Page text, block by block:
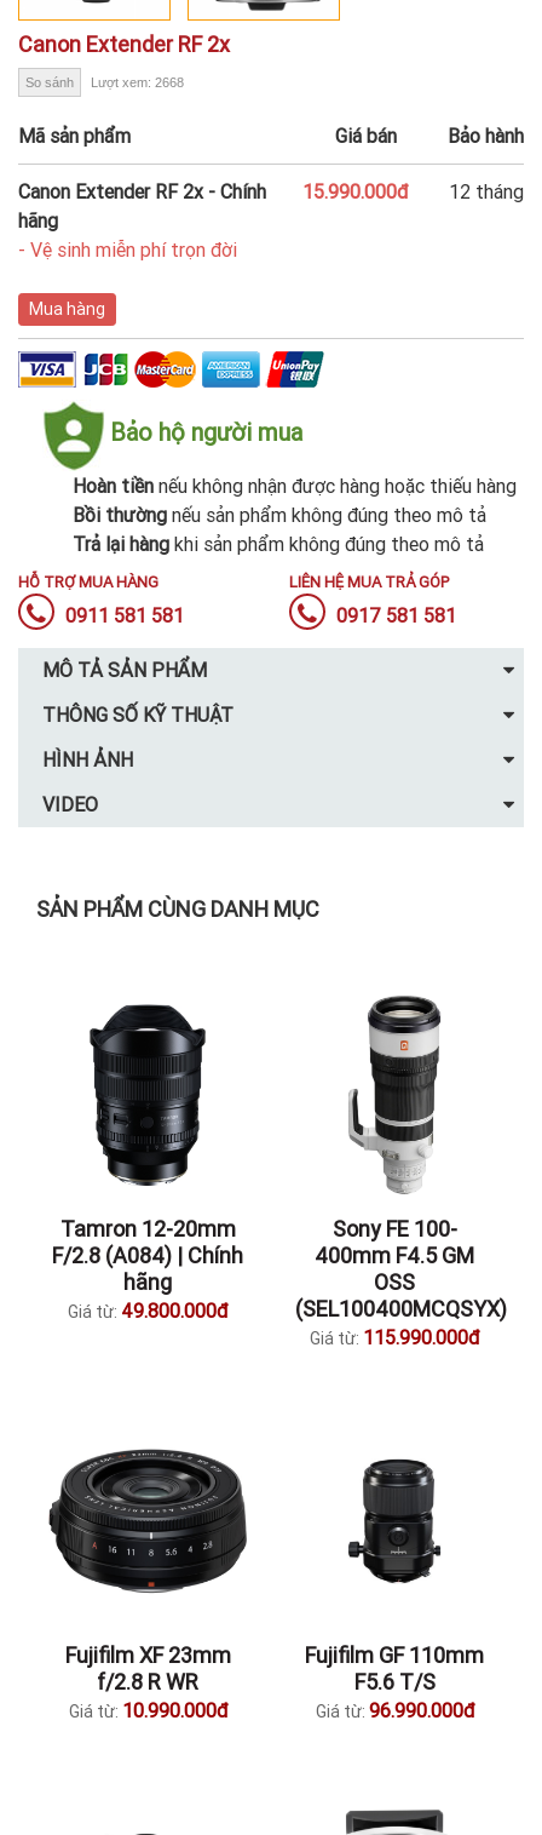
Canon Extender RF 2x
So sánh Lượt xem: 2668
Mã sản phẩm Giá bán Bảo hành
Canon Extender RF 2x - Chính
hãng
15.990.000đ 12 tháng
- Vệ sinh miễn phí trọn đời
Mua hàng
Bảo hộ người mua
Hoàn tiền nếu không nhận được hàng hoặc thiếu hàng
Bồi thường nếu sản phẩm không đúng theo mô tả
Trả lại hàng khi sản phẩm không đúng theo mô tả
HỖ TRỢ MUA HÀNG
0911 581 581
LIÊN HỆ MUA TRẢ GÓP
0917 581 581
MÔ TẢ SẢN PHẨM
THÔNG SỐ KỸ THUẬT
HÌNH ẢNH
VIDEO
SẢN PHẨM CÙNG DANH MỤC
Tamron 12-20mm
F/2.8 (A084) | Chính
hãng
Giá từ: 49.800.000đ
Sony FE 100-
400mm F4.5 GM
OSS
(SEL100400MCQSYX)
Giá từ: 115.990.000đ
Fujifilm XF 23mm
f/2.8 R WR
Giá từ: 10.990.000đ
Fujifilm GF 110mm
F5.6 T/S
Giá từ: 96.990.000đ